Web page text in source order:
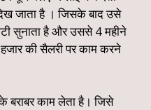
जाता है । जिसके बाद उसे
सुनाता है और उससे 4 महीने
की सैलरी पर काम करने
के बराबर काम लेता है। जिसे